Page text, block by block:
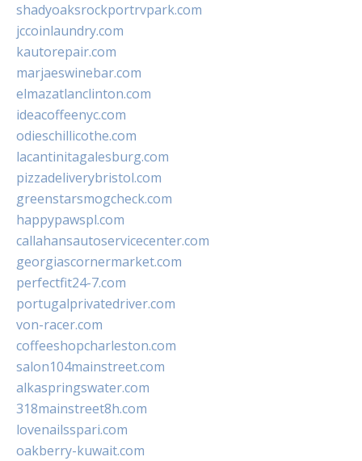
shadyoaksrockportrvpark.com
jccoinlaundry.com
kautorepair.com
marjaeswinebar.com
elmazatlanclinton.com
ideacoffeenyc.com
odieschillicothe.com
lacantinitagalesburg.com
pizzadeliverybristol.com
greenstarsmogcheck.com
happypawspl.com
callahansautoservicecenter.com
georgiascornermarket.com
perfectfit24-7.com
portugalprivatedriver.com
von-racer.com
coffeeshopcharleston.com
salon104mainstreet.com
alkaspringswater.com
318mainstreet8h.com
lovenailsspari.com
oakberry-kuwait.com